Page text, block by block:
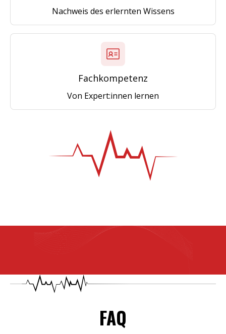
Nachweis des erlernten Wissens
Fachkompetenz
Von Expert:innen lernen
FAQ